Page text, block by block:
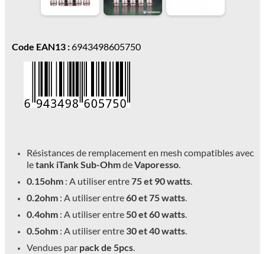
Code EAN13 :6943498605750
Résistances de remplacement en mesh compatibles avec
letank iTank Sub-OhmdeVaporesso.
0.15ohm : A utiliser entre75 et 90 watts.
0.2ohm : A utiliser entre60 et 75 watts.
0.4ohm : A utiliser entre50 et 60 watts.
0.5ohm : A utiliser entre 30 et 40 watts.
Vendues par pack de 5pcs.